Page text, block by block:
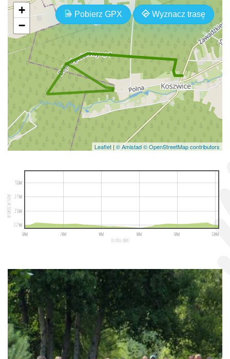
Pobierz GPX Wyznacz trasę
+
−
Leaflet | © Amistad© OpenStreetMap contributors
dystans (km)
wysokość m n.p.m.
0km 2km 4km 6km 8km 10km
225m
250m
275m
300m